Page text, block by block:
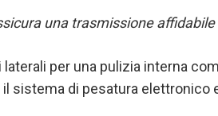
una trasmissione affidabile
per una pulizia interna
sistema di pesatura elettronico